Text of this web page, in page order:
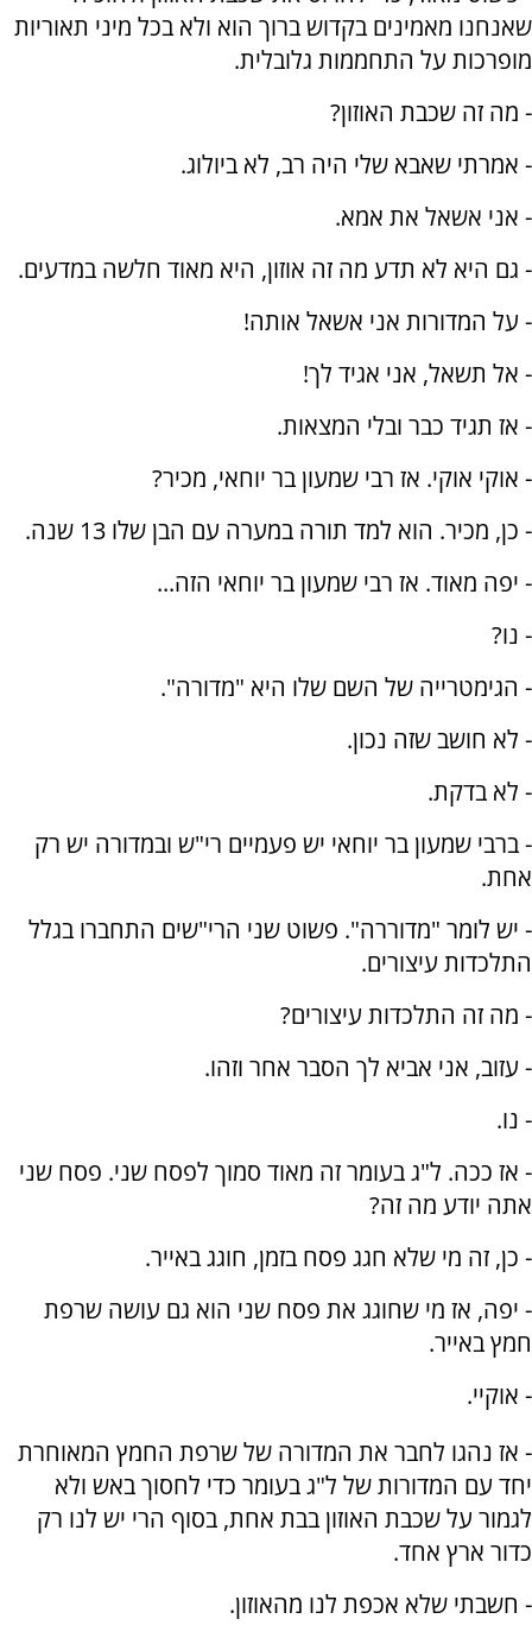
שאנחנו מאמינים בקדוש ברוך הוא ולא בכל מיני תאוריות
מופרכות על התחממות גלובלית.
- מה זה שכבת האוזון?
- אמרתי שאבא שלי היה רב, לא ביולוג.
- אני אשאל את אמא.
- גם היא לא תדע מה זה אוזון, היא מאוד חלשה במדעים.
- על המדורות אני אשאל אותה!
- אל תשאל, אני אגיד לך!
- אז תגיד כבר ובלי המצאות.
- אוקי אוקי. אז רבי שמעון בר יוחאי, מכיר?
- כן, מכיר. הוא למד תורה במערה עם הבן שלו 13 שנה.
- יפה מאוד. אז רבי שמעון בר יוחאי הזה...
- נו?
- הגימטרייה של השם שלו היא "מדורה".
- לא חושב שזה נכון.
- לא בדקת.
- ברבי שמעון בר יוחאי יש פעמיים רי"ש ובמדורה יש רק
אחת.
- יש לומר "מדוררה". פשוט שני הרי"שים התחברו בגלל
התלכדות עיצורים.
- מה זה התלכדות עיצורים?
- עזוב, אני אביא לך הסבר אחר וזהו.
- נו.
- אז ככה. ל"ג בעומר זה מאוד סמוך לפסח שני. פסח שני
אתה יודע מה זה?
- כן, זה מי שלא חגג פסח בזמן, חוגג באייר.
- יפה, אז מי שחוגג את פסח שני הוא גם עושה שרפת
חמץ באייר.
- אוקיי.
- אז נהגו לחבר את המדורה של שרפת החמץ המאוחרת
יחד עם המדורות של ל"ג בעומר כדי לחסוך באש ולא
לגמור על שכבת האוזון בבת אחת, בסוף הרי יש לנו רק
כדור ארץ אחד.
- חשבתי שלא אכפת לנו מהאוזון.